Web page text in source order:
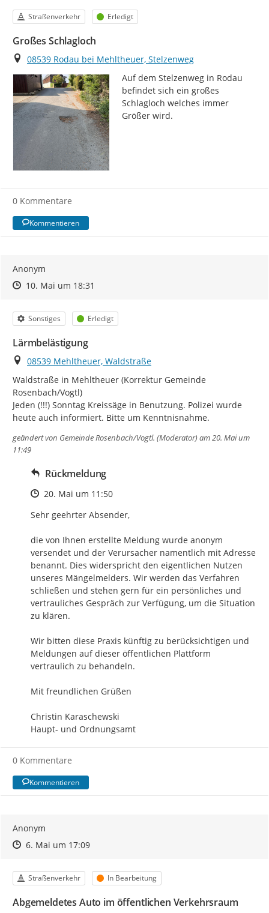
Kategorie
Straßenverkehr Status
Erledigt
Großes Schlagloch
Ort
08539 Rodau bei Mehltheuer, Stelzenweg
Auf dem Stelzenweg in Rodau
befindet sich ein großes
Schlagloch welches immer
Größer wird.
0 Kommentare
Kommentieren
Anonym
Zeitpunkt des Erstellens
Zeitpunkt des Erstellens
10. Mai um 18:31
Kategorie
Sonstiges Status
Erledigt
Lärmbelästigung
Ort
08539 Mehltheuer, Waldstraße
Waldstraße in Mehltheuer (Korrektur Gemeinde
Rosenbach/Vogtl)
Jeden (!!!) Sonntag Kreissäge in Benutzung. Polizei wurde
heute auch informiert. Bitte um Kenntnisnahme.
geändert von Gemeinde Rosenbach/Vogtl. (Moderator)am 20. Mai um
11:49
Rückmeldung
Zeitpunkt des Erstellens
20. Mai um 11:50
Sehr geehrter Absender,
die von Ihnen erstellte Meldung wurde anonym
versendet und der Verursacher namentlich mit Adresse
benannt. Dies widerspricht den eigentlichen Nutzen
unseres Mängelmelders. Wir werden das Verfahren
schließen und stehen gern für ein persönliches und
vertrauliches Gespräch zur Verfügung, um die Situation
zu klären.
Wir bitten diese Praxis künftig zu berücksichtigen und
Meldungen auf dieser öffentlichen Plattform
vertraulich zu behandeln.
Mit freundlichen Grüßen
Christin Karaschewski
Haupt- und Ordnungsamt
0 Kommentare
Kommentieren
Anonym
Zeitpunkt des Erstellens
Zeitpunkt des Erstellens
6. Mai um 17:09Zur Äußerung
Kategorie
Straßenverkehr Status
In Bearbeitung
Abgemeldetes Auto im öffentlichen Verkehrsraum